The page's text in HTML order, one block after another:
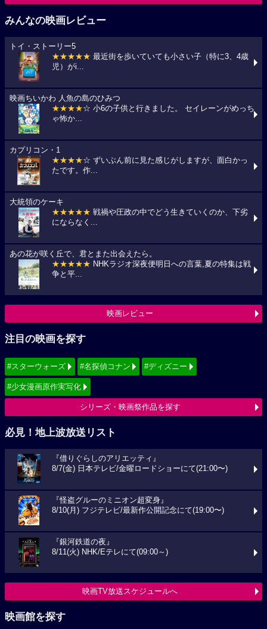
みんなの映画レビュー
トイ・ストーリー5
★★★★★ 最近街を歩いていても小さい子（特に3、4歳
児）がi...
映画ちいかわ 人魚の島のひみつ
★★★★☆ 小6の子供と行きました。 セイレーンがめっち
ゃ怖か...
カプリコン・1
★★★★☆ ずいぶん前に見た感じがしますが、面白かっ
たです。作...
大統領のケーキ
★★★★★ 戦禍や圧政の中でどう生きていくのか、下劣
にならなく...
あの花が咲く丘で、君とまた出会えたら。
★★★★★ NHKラジオ深夜便明日への言葉,夏の特集は戦
争と平...
映画レビュー
注目の映画を探す
#スターウォーズ #名探偵コナン #ディズニー
#少女漫画原作実写化
シリーズ・映画祭作品を探す
必見！地上波放送リスト
『借りぐらしのアリエッティ』
8/7(金) 日本テレビ/金曜ロードショーにて(21:00〜)
『怪盗グルーのミニオン超変身』
8/10(月) フジテレビ/最新作公開記念にて(19:00〜)
『銀河鉄道の夜』
8/11(火) NHK/Eテレにて(09:00～)
映画TV放送スケジュールへ
映画館を探す